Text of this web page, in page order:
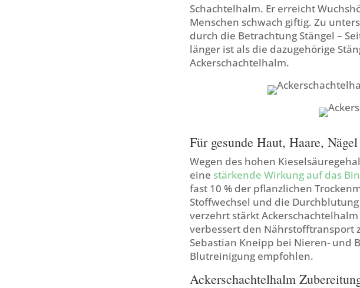
Schachtelhalm. Er erreicht
Menschen schwach giftig. Zu
durch die Betrachtung Stängel –
länger ist als die dazugehörige
Ackerschachtelhalm.
Für gesunde Haut, Haare,
Wegen des hohen
eine stärkende Wirkung auf das
fast 10 % der pflanzlichen
Stoffwechsel und die
verzehrt stärkt
verbessert den Nährstofftransport
Sebastian Kneipp bei Nieren- und
Blutreinigung empfohlen.
Ackerschachtelhalm